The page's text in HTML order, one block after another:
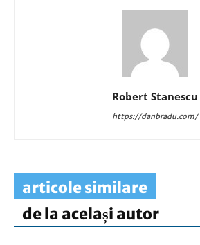
Robert Stanescu
https://danbradu.com/
articole similare
de la același autor